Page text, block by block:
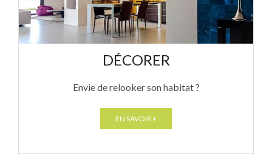
DÉCORER
Envie de relooker son habitat ?
EN SAVOIR +